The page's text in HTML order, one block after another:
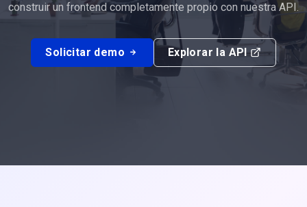
construir un frontend completamente propio con nuestra API.
Solicitar demo Explorar la API